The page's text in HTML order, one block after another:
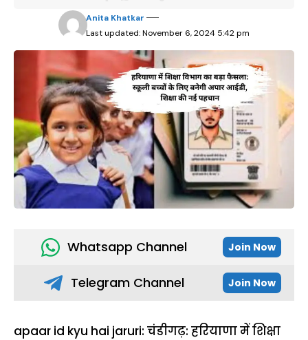
Last updated: November 6, 2024 5:42 pm
Anita Khatkar
Whatsapp Channel Join Now
Telegram Channel Join Now
apaar id kyu hai jaruri: चंडीगढ़: हरियाणा में शिक्षा